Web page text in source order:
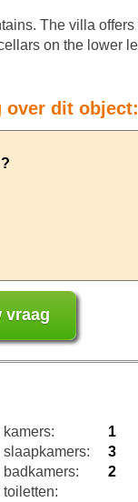
The villa
on the lower
over dit object:
1
3
2